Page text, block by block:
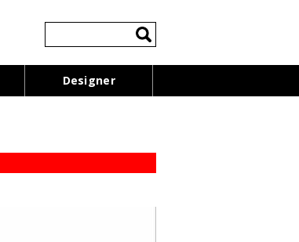
索:
Designer